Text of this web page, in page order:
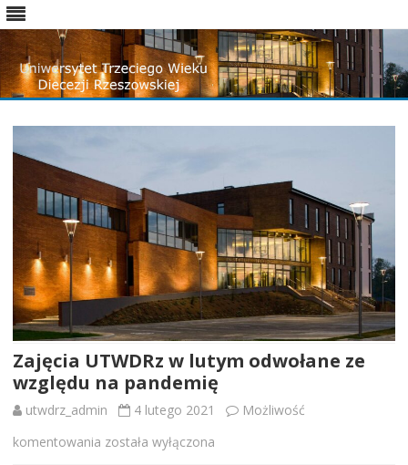
Skip
Zajęcia UTWDRz w lutym odwołane ze
względu na pandemię
utwdrz_admin 4 lutego 2021
Możliwość
komentowania Zajęcia
została wyłączona